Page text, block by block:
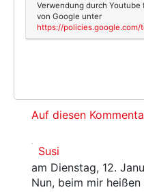
alex
am Dienstag, 12.
Diese puscheligen
Stoffstreifen, sind ja
passen sie doch
Auf diesen
Susi
am Dienstag, 12.
Nun, beim mir
Verwendung durch
von Google unter
https://